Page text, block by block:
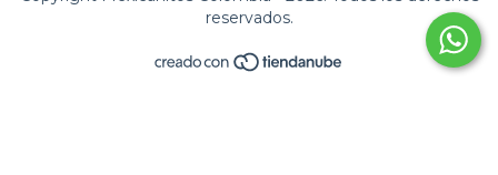
Copyright Mexicanitos Colombia - 2026. Todos los derechos
reservados.